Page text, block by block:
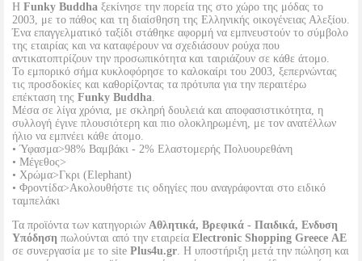
Η Funky Buddha ξεκίνησε την πορεία της στο χώρο της μόδας το
2003, με το πάθος και τη διαίσθηση της Ελληνικής οικογένειας Αλεξίου.
Ένα επαγγελματικό ταξίδι στάθηκε αφορμή να εμπνευστούν το σύμβολο
της εταιρίας και να καταφέρουν να σχεδιάσουν ρούχα που
αντικατοπτρίζουν την προσωπικότητα και ταιριάζουν σε κάθε άτομο.
Το εμπορικό σήμα κυκλοφόρησε το καλοκαίρι του 2003, ξεπερνώντας
τις προσδοκίες και καθορίζοντας τα πρότυπα για την περαιτέρω
επέκταση της Funky Buddha.
Μέσα σε λίγα χρόνια, με σκληρή δουλειά και αποφασιστικότητα, η
συλλογή έγινε πλουσιότερη και πιο ολοκληρωμένη, με τον ανατέλλων
ήλιο να εμπνέει κάθε άτομο.
• Ύφασμα>98% Βαμβάκι - 2% Ελαστομερής Πολυουρεθάνη
• Μέγεθος>
• Χρώμα>Γκρι (Elephant)
• Φροντίδα>Ακολουθήστε τις οδηγίες που αναγράφονται στο ειδικό
ταμπελάκι
Τα προϊόντα των κατηγοριών Αθλητικά, Βρεφικά - Παιδικά, Ενδυση
Υπόδηση πωλούνται από την εταιρεία Electronic Shopping Greece ΑΕ
σε συνεργασία με το site Plus4u.gr. Η υποστήριξη μετά την πώληση και